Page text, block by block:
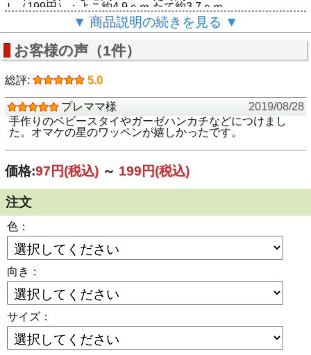
Ｌ（199円）：よこ約4.9ｃｍ たて約3.7ｃｍ
★アイロン取付：〇
（※洗濯時は縫い付けて下さい）
▼ 商品説明の続きを見る ▼
お客様の声（1件）
総評: 5.0
プレママ様
2019/08/28
手作りのベビースタイやガーゼハンカチなどにつけまし
た。オマケの星のワッペンが嬉しかったです。
価格:97円(税込) ～ 199円(税込)
注文
色：
向き：
サイズ：